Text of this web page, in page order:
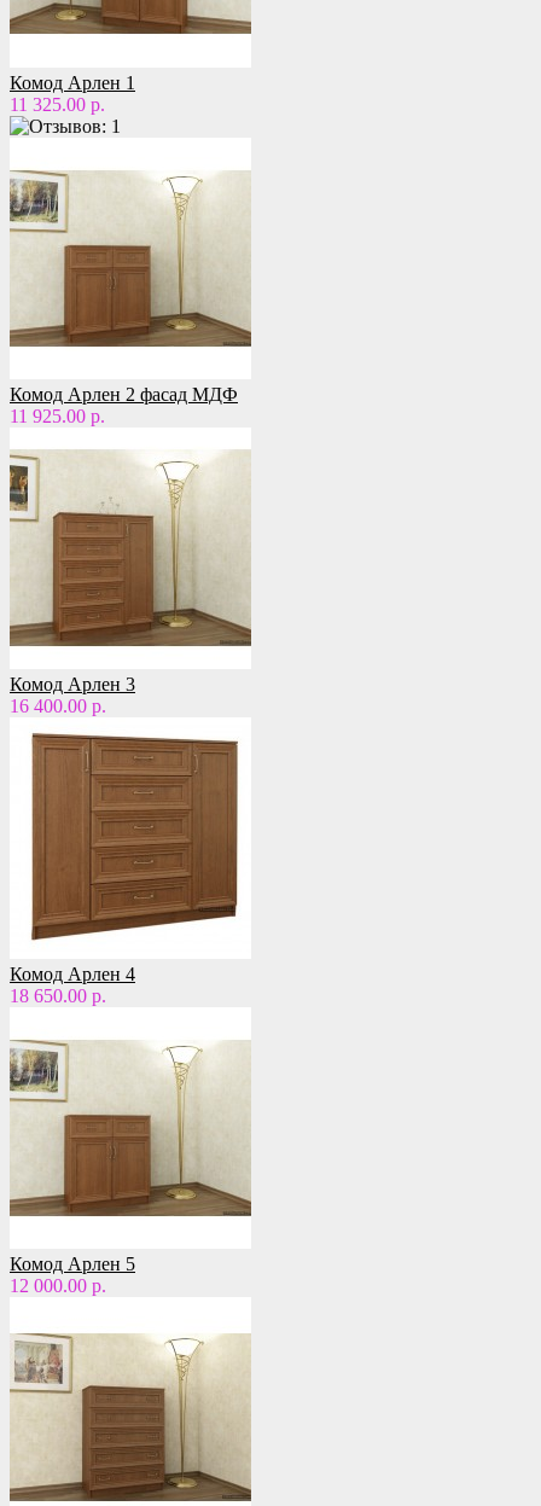
Комод Арлен 1
11 325.00 р.
Комод Арлен 2 фасад МДФ
11 925.00 р.
Комод Арлен 3
16 400.00 р.
Комод Арлен 4
18 650.00 р.
Комод Арлен 5
12 000.00 р.